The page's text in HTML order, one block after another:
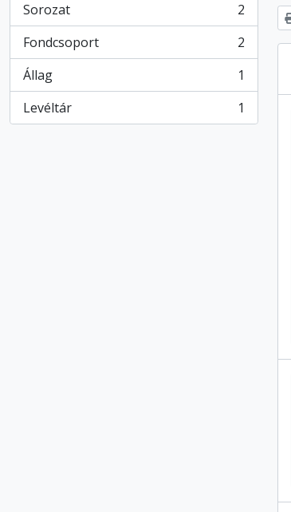
Sorozat
, 2 eredmények
2
Fondcsoport
, 2 eredmények
2
Állag
, 1 eredmények
1
Levéltár
, 1 eredmények 1